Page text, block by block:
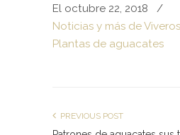
El octubre 22, 2018
/
Noticias y más de
Plantas de aguacates
PREVIOUS POST